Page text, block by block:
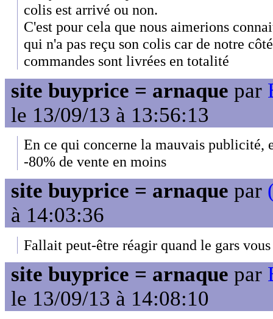
colis est arrivé ou non.
C'est pour cela que nous aimerions
qui n'a pas reçu son colis car de notre
commandes sont livrées en totalité
site buyprice = arnaque par
le 13/09/13 à 13:56:13
En ce qui concerne la mauvais publicité,
-80% de vente en moins
site buyprice = arnaque par
à 14:03:36
Fallait peut-être réagir quand le gars
site buyprice = arnaque par
le 13/09/13 à 14:08:10